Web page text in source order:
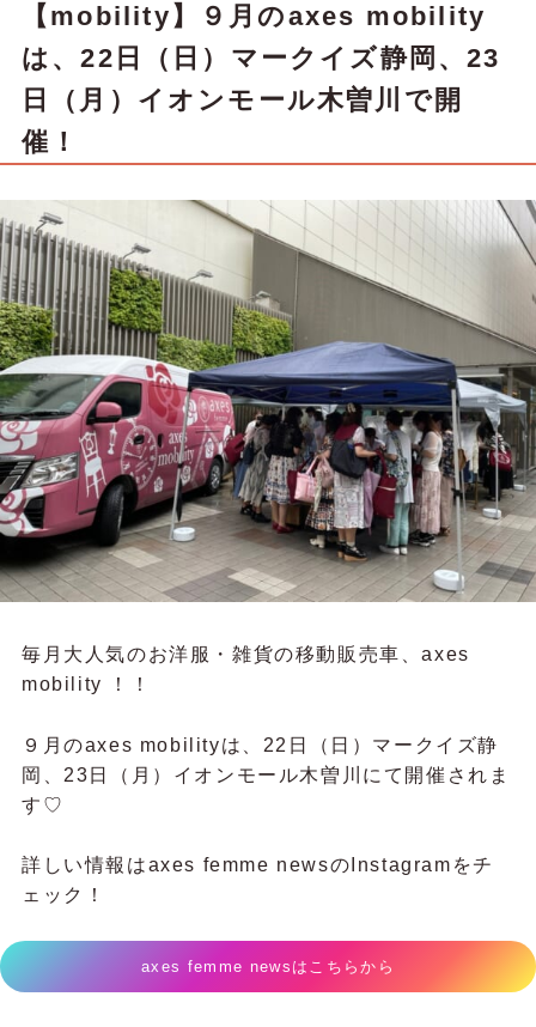
【mobility】
９月のaxes mobility
は、22日（日）マークイズ静岡、23
日（月）イオンモール木曽川で開
催！
毎月大人気のお洋服・雑貨の移動販売車、axes
mobility ！！
９月のaxes mobilityは、22日（日）マークイズ静
岡、23日（月）イオンモール木曽川にて開催されま
す♡
詳しい情報はaxes femme newsのInstagramをチ
ェック！
axes femme newsはこちらから